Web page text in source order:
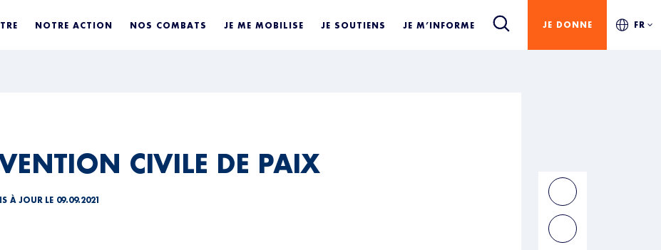
NOTRE ACTION NOS COMBATS JE ME MOBILISE JE SOUTIENS JE M’INFORME JE DONNE FR
CIVILE DE PAIX
À JOUR LE 09.09.2021